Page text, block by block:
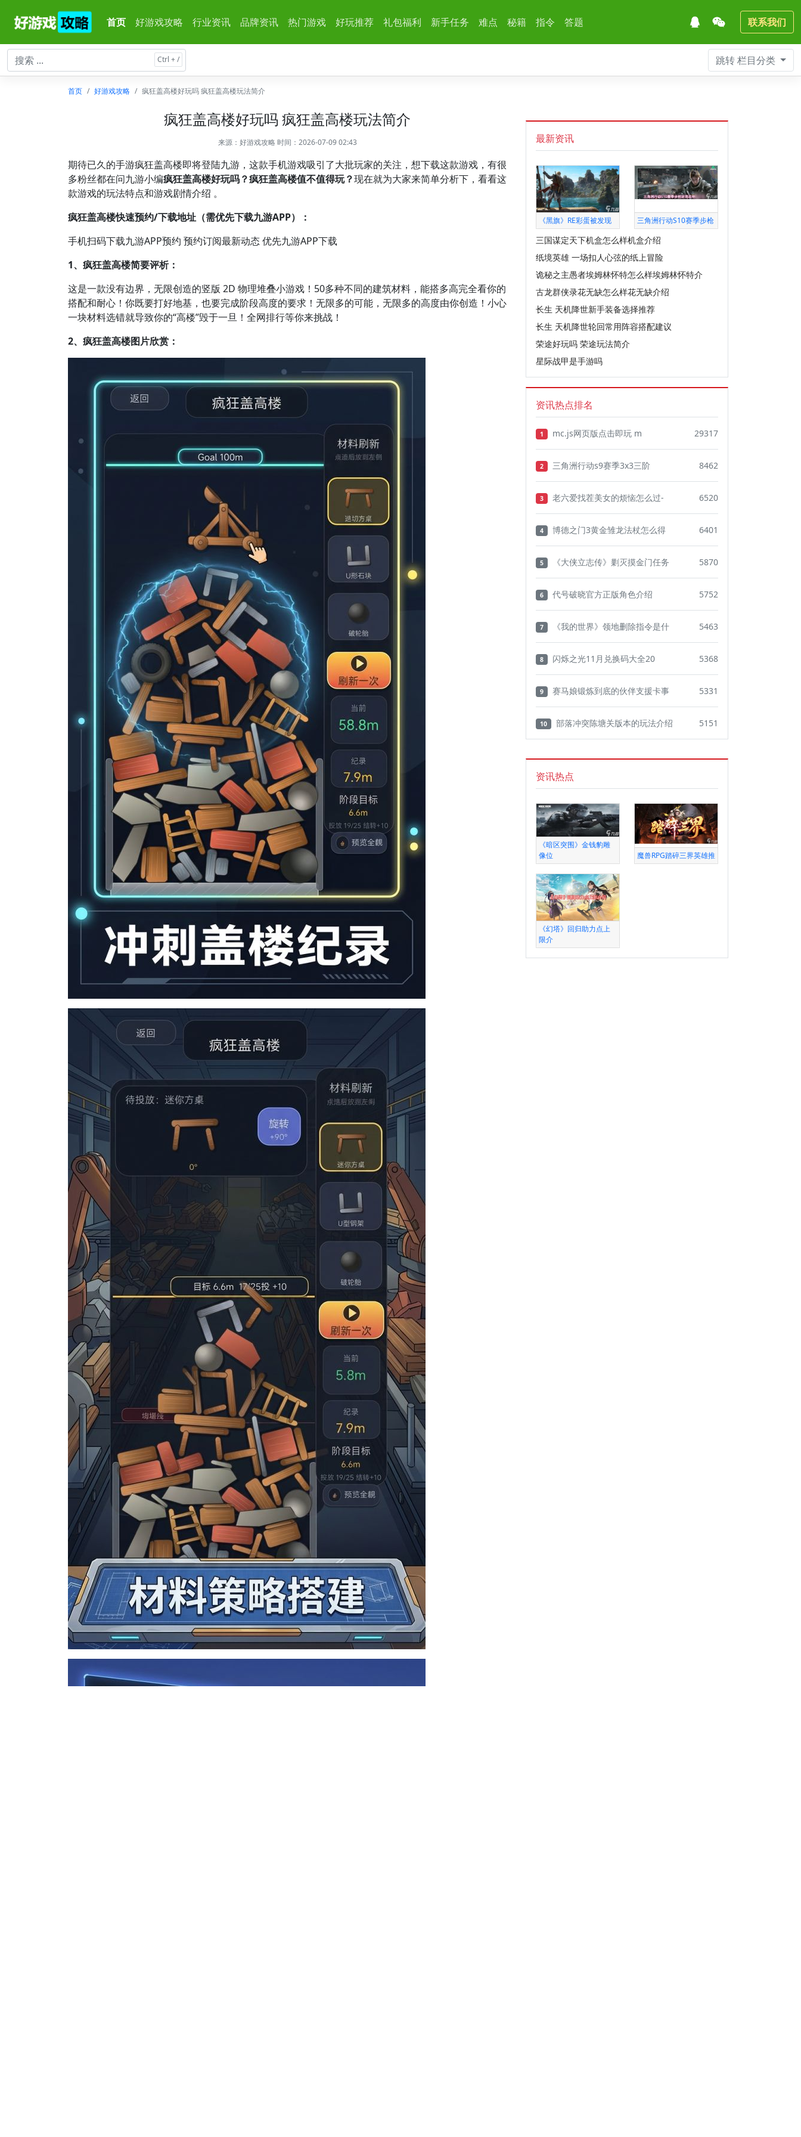
首页 好游戏攻略 行业资讯 品牌资讯 热门游戏 好玩推荐 礼包福利 新手任务 难点 秘籍 指令 答题 联系我们
跳转栏目分类
首页 好游戏攻略 疯狂盖高楼好玩吗 疯狂盖高楼玩法简介
疯狂盖高楼好玩吗 疯狂盖高楼玩法简介
来源： 好游戏攻略时间：2026-07-09 02:43
期待已久的手游疯狂盖高楼即将登陆九游，这款手机游戏吸引了大批玩家的关注，想下载这款游戏，有很
多粉丝都在问九游小编疯狂盖高楼好玩吗？疯狂盖高楼值不值得玩？现在就为大家来简单分析下，看看这
款游戏的玩法特点和游戏剧情介绍 。
疯狂盖高楼快速预约/下载地址（需优先下载九游APP）：
手机扫码下载九游APP预约 预约订阅最新动态 优先九游APP下载
1、疯狂盖高楼简要评析：
这是一款没有边界，无限创造的竖版 2D 物理堆叠小游戏！50多种不同的建筑材料，能搭多高完全看你的
搭配和耐心！你既要打好地基，也要完成阶段高度的要求！无限多的可能，无限多的高度由你创造！小心
一块材料选错就导致你的“高楼”毁于一旦！全网排行等你来挑战！
2、疯狂盖高楼图片欣赏：
最新资讯
《黑旗》RE彩蛋被发现 三角洲行动S10赛季步枪
三国谋定天下机盒怎么样机盒介绍
纸境英雄 一场扣人心弦的纸上冒险
诡秘之主愚者埃姆林怀特怎么样埃姆林怀特介
古龙群侠录花无缺怎么样花无缺介绍
长生 天机降世新手装备选择推荐
长生 天机降世轮回常用阵容搭配建议
荣途好玩吗 荣途玩法简介
星际战甲是手游吗
资讯热点排名
1 mc.js网页版点击即玩 m 29317
2 三角洲行动s9赛季3x3三阶 8462
3 老六爱找茬美女的烦恼怎么过- 6520
4 博德之门3黄金雏龙法杖怎么得 6401
5 《大侠立志传》剿灭摸金门任务 5870
6 代号破晓官方正版角色介绍 5752
7 《我的世界》领地删除指令是什 5463
8 闪烁之光11月兑换码大全20 5368
9 赛马娘锻炼到底的伙伴支援卡事 5331
10 部落冲突陈塘关版本的玩法介绍 5151
资讯热点
《暗区突围》金钱豹雕
像位
魔兽RPG踏碎三界英雄推
《幻塔》回归助力点上
限介